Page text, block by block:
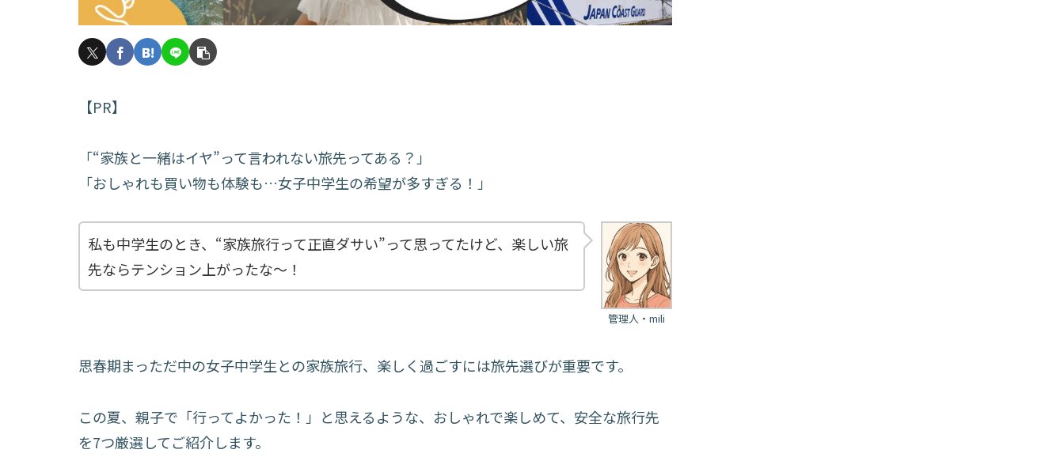
【PR】
「“家族と一緒はイヤ”って言われない旅先ってある？」
「おしゃれも買い物も体験も…女子中学生の希望が多すぎる！」
管理人・mili
私も中学生のとき、“家族旅行って正直ダサい”って思ってたけど、楽しい旅
先ならテンション上がったな〜！
思春期まっただ中の女子中学生との家族旅行、楽しく過ごすには旅先選びが重要です。
この夏、親子で「行ってよかった！」と思えるような、おしゃれで楽しめて、安全な旅行先
を7つ厳選してご紹介します。